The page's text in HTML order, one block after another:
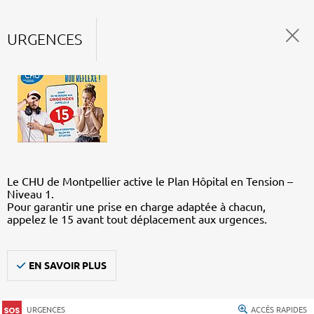
URGENCES
Le CHU de Montpellier active le Plan Hôpital en Tension –
Niveau 1.
Pour garantir une prise en charge adaptée à chacun,
appelez le 15 avant tout déplacement aux urgences.
EN SAVOIR PLUS
URGENCES ACCÈS RAPIDES